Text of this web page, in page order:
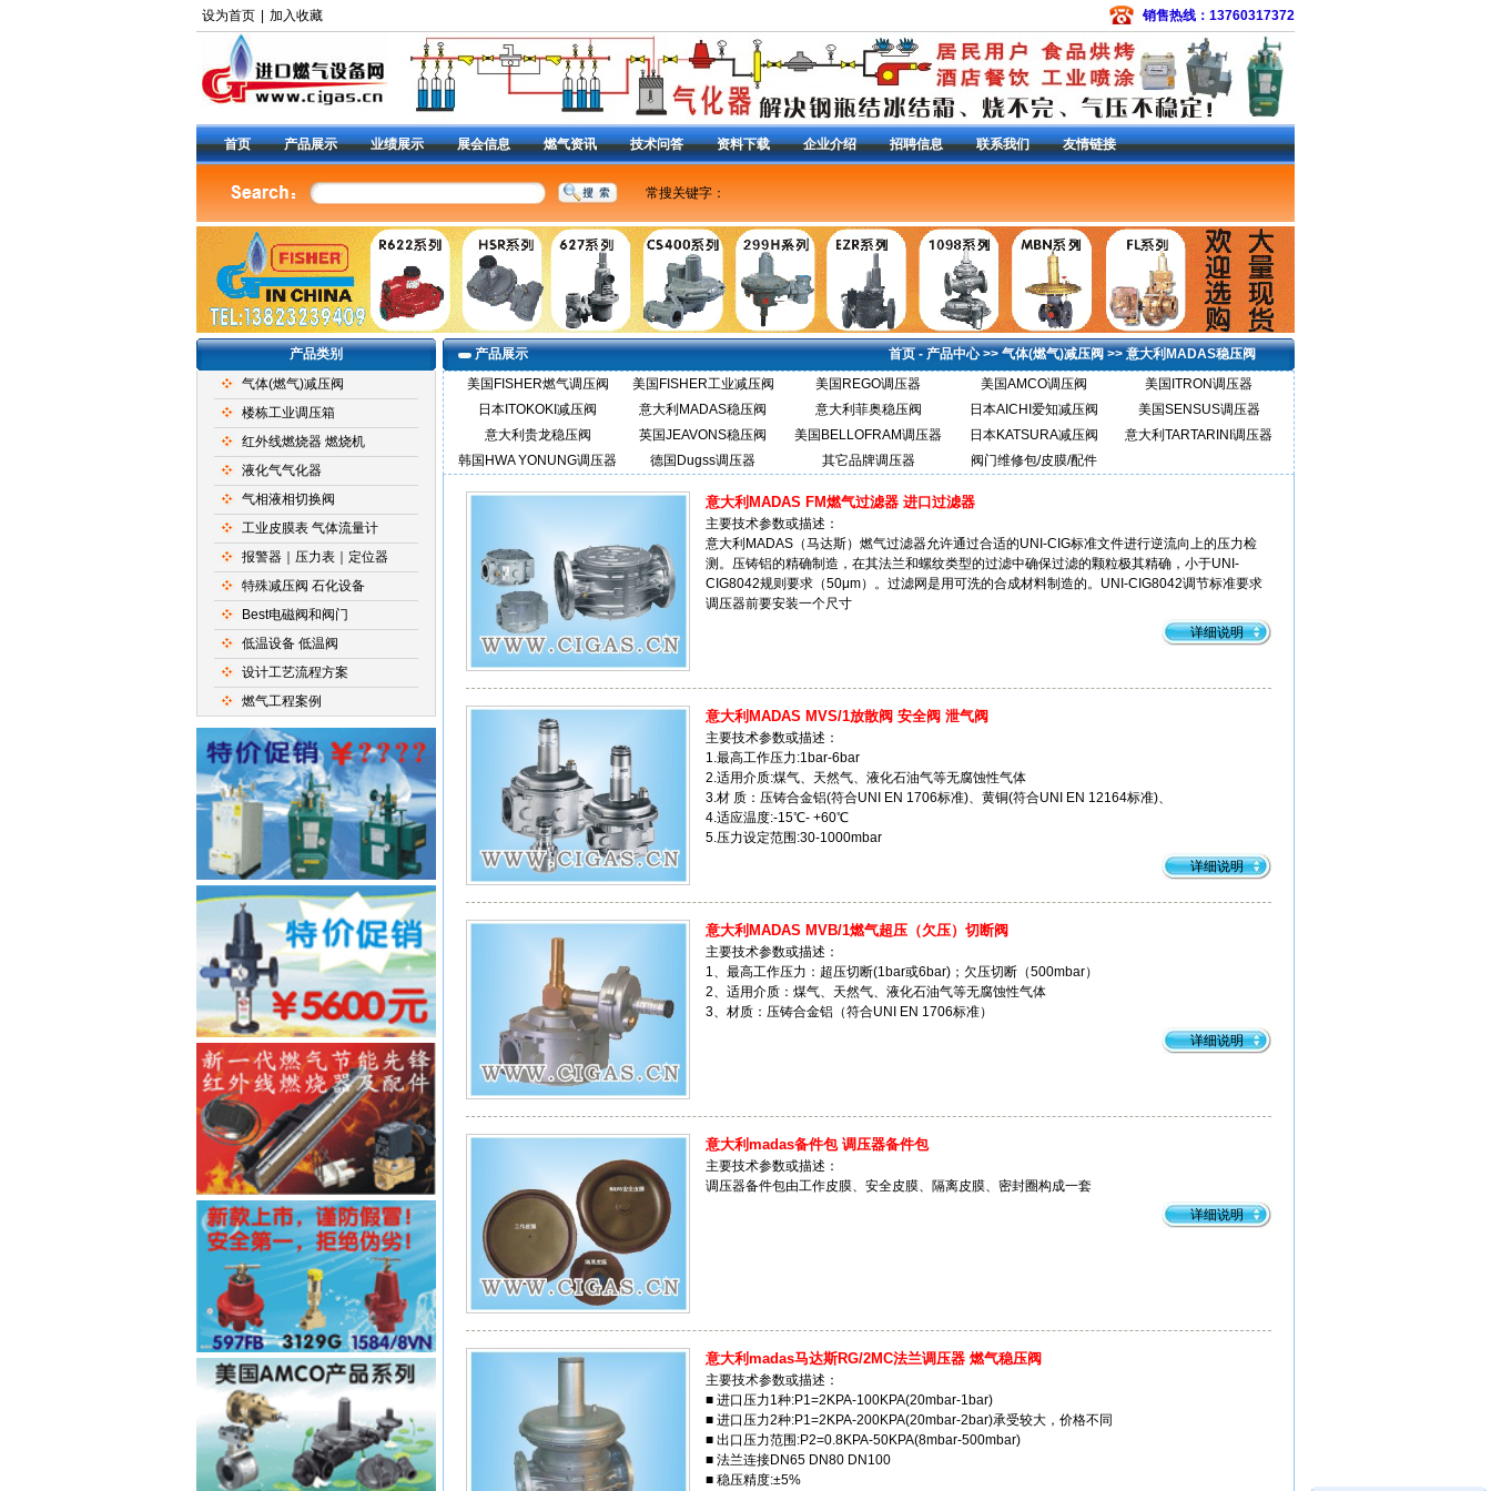
设为首页 加入收藏 销售热线：13760317372
首页 产品展示 业绩展示 展会信息 燃气资讯 技术问答 资料下载 企业介绍 招聘信息 联系我们 友情链接
常搜关键字：
燃气调压器 | 减压阀 | CS400减压阀 | S201减压阀 | 133L调压器 | 133H减压阀 | 299H减压阀 | 299HS
减压阀99调压器
1098减压阀 液化气减压阀 627-496减压阀 627-576调压器
R622-DFF减压
| 63EG泄压阀 | 98H放 散阀 Y690A调压器 1301F减压阀 95H减压阀 DVC6200定位器 | 费希尔
定位器 | DVC2000定位器 | 3582i定位器 |
产品类别
气体(燃气)减压阀
楼栋工业调压箱
红外线燃烧器 燃烧机
液化气气化器
气相液相切换阀
工业皮膜表 气体流量计
报警器｜压力表｜定位器
特殊减压阀 石化设备
Best电磁阀和阀门
低温设备 低温阀
设计工艺流程方案
燃气工程案例
产品展示 首页-产品中心>>气体(燃气)减压阀>>意大利MADAS稳压阀
美国FISHER燃气调压阀
美国FISHER工业减压阀 美国REGO调压器 美国AMCO调压阀
美国ITRON调压器
日本ITOKOKI减压阀
意大利MADAS稳压阀 意大利菲奥稳压阀 日本AICHI爱知减压阀
美国SENSUS调压器
意大利贵龙稳压阀
英国JEAVONS稳压阀 美国BELLOFRAM调压器 日本KATSURA减压阀
意大利TARTARINI调压器
韩国HWA YONUNG调压器
德国Dugss调压器 其它品牌调压器 阀门维修包/皮膜/配件
意大利MADAS FM燃气过滤器 进口过滤器
主要技术参数或描述：
意大利MADAS（马达斯）燃气过滤器允许通过合适的UNI-CIG标准文件进行逆流向上的压力检
测。压铸铝的精确制造，在其法兰和螺纹类型的过滤中确保过滤的颗粒极其精确，小于UNI-
CIG8042规则要求（50μm）。过滤网是用可洗的合成材料制造的。UNI-CIG8042调节标准要求
调压器前要安装一个尺寸
详细说明
意大利MADAS MVS/1放散阀 安全阀 泄气阀
主要技术参数或描述：
1.最高工作压力:1bar-6bar
2.适用介质:煤气、天然气、液化石油气等无腐蚀性气体
3.材 质：压铸合金铝(符合UNI EN 1706标准)、黄铜(符合UNI EN 12164标准)、
4.适应温度:-15℃- +60℃
5.压力设定范围:30-1000mbar
详细说明
意大利MADAS MVB/1燃气超压（欠压）切断阀
主要技术参数或描述：
1、最高工作压力：超压切断(1bar或6bar)；欠压切断（500mbar）
2、适用介质：煤气、天然气、液化石油气等无腐蚀性气体
3、材质：压铸合金铝（符合UNI EN 1706标准）
详细说明
意大利madas备件包 调压器备件包
主要技术参数或描述：
调压器备件包由工作皮膜、安全皮膜、隔离皮膜、密封圈构成一套
详细说明
意大利madas马达斯RG/2MC法兰调压器 燃气稳压阀
主要技术参数或描述：
■ 进口压力1种:P1=2KPA-100KPA(20mbar-1bar)
■ 进口压力2种:P1=2KPA-200KPA(20mbar-2bar)承受较大，价格不同
■ 出口压力范围:P2=0.8KPA-50KPA(8mbar-500mbar)
■ 法兰连接DN65 DN80 DN100
■ 稳压精度:±5%